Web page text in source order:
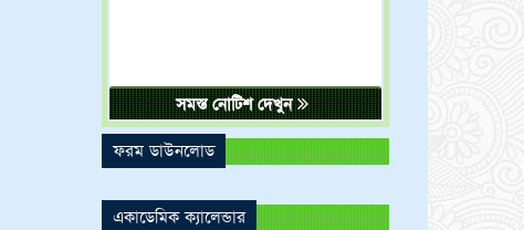
সমস্ত নোটিশ দেখুন
ফরম ডাউনলোড
একাডেমিক ক্যালেন্ডার